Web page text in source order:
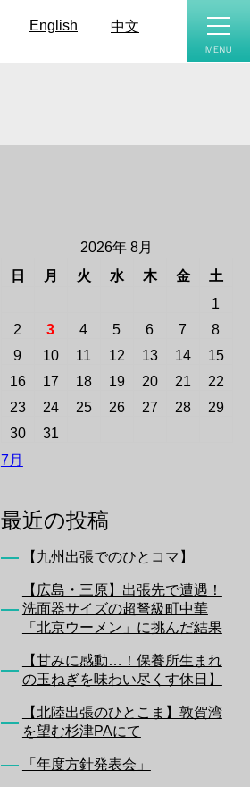
中文
English
2026年 8月
日
月 火 水 木 金
土
1
2
3 4 5 6 7
8
9
10 11 12 13 14
15
16
17 18 19 20 21
22
23
24 25 26 27 28
29
30
31
7月
最近の投稿
【九州出張でのひとコマ】
【広島・三原】出張先で遭遇！
洗面器サイズの超弩級町中華
「北京ウーメン」に挑んだ結果
【甘みに感動…！保養所生まれ
の玉ねぎを味わい尽くす休日】
【北陸出張のひとこま】敦賀湾
を望む杉津PAにて
「年度方針発表会」